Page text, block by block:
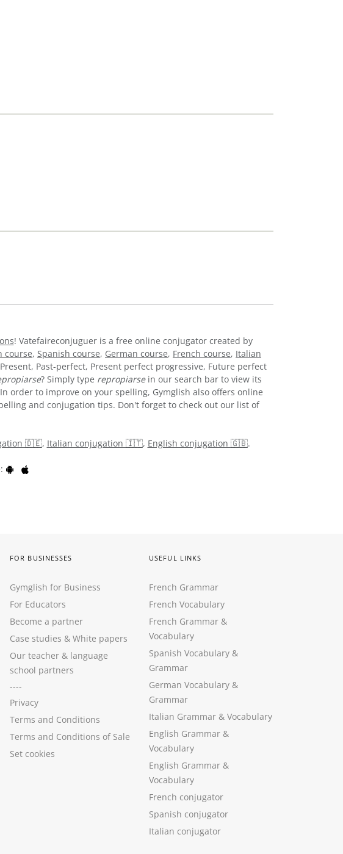
! Vatefaireconjuguer is a free online conjugator created by
course, Spanish course, German course, French course, Italian
Past-perfect, Present perfect progressive, Future perfect
? Simply type repropiarsein our search bar to view its
order to improve on your spelling, Gymglish also offers online
and conjugation tips. Don't forget to check out our list of
🇩🇪, Italian conjugation 🇮🇹, English conjugation 🇬🇧.
FOR BUSINESSES
Gymglish for Business
For Educators
Become a partner
Case studies & White papers
Our teacher & language
school partners
----
Privacy
Terms and Conditions
Terms and Conditions of Sale
Set cookies
USEFUL LINKS
French Grammar
French Vocabulary
French Grammar &
Vocabulary
Spanish Vocabulary &
Grammar
German Vocabulary &
Grammar
Italian Grammar & Vocabulary
English Grammar &
Vocabulary
English Grammar &
Vocabulary
French conjugator
Spanish conjugator
Italian conjugator